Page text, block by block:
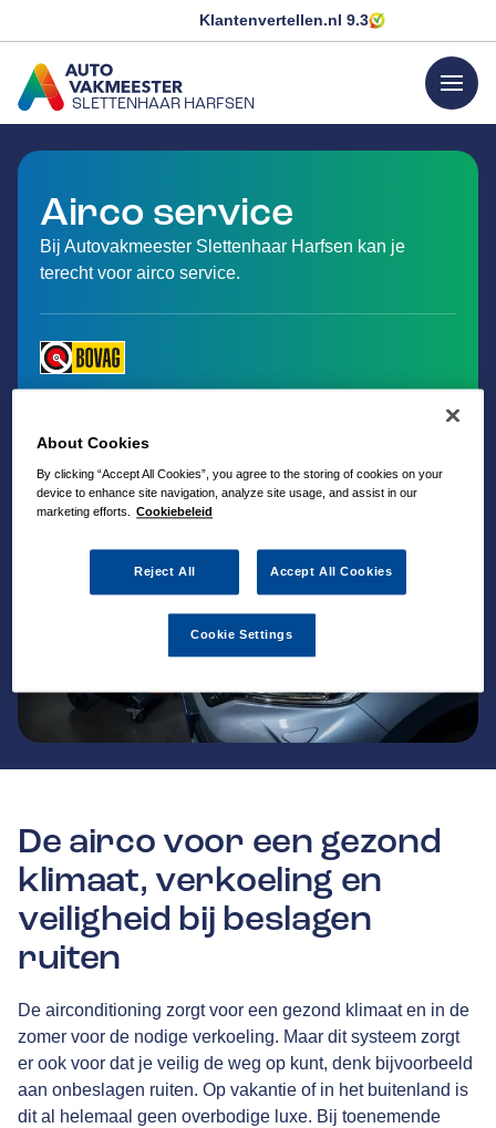
Klantenvertellen.nl 9.3
SLETTENHAAR HARFSEN
GA NAAR DE HOMEPAGINA
menu
Airco service
Bij Autovakmeester Slettenhaar Harfsen kan je
terecht voor airco service.
De airco voor een gezond
klimaat, verkoeling en
veiligheid bij beslagen
ruiten
De airconditioning zorgt voor een gezond klimaat en in de
zomer voor de nodige verkoeling. Maar dit systeem zorgt
er ook voor dat je veilig de weg op kunt, denk bijvoorbeeld
aan onbeslagen ruiten. Op vakantie of in het buitenland is
dit al helemaal geen overbodige luxe. Bij toenemende
About Cookies
By clicking “Accept All Cookies”, you agree to the storing of cookies on your
device to enhance site navigation, analyze site usage, and assist in our
marketing efforts.
Cookiebeleid
Reject All Accept All Cookies
Cookie Settings